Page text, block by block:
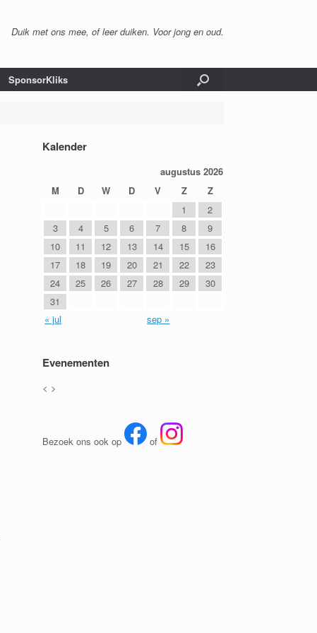
Duik met ons mee, of leer duiken. Voor jong en oud.
SponsorKliks
Kalender
augustus 2026
M
D W D V Z
Z
1
2
3
4 5 6 7 8
9
10
11 12 13 14 15
16
17
18 19 20 21 22
23
24
25 26 27 28 29
30
31
« jul
sep »
Evenementen
< >
Bezoek ons ook op of